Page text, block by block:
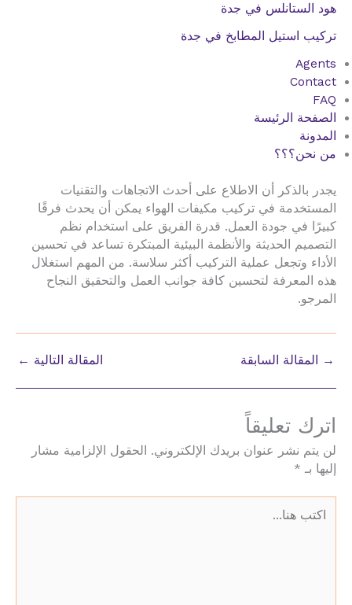
هود الستانلس في جدة
تركيب استيل المطابخ في جدة
Agents
Contact
FAQ
الصفحة الرئيسة
المدونة
من نحن؟؟؟
يجدر بالذكر أن الاطلاع على أحدث الاتجاهات والتقنيات
المستخدمة في تركيب مكيفات الهواء يمكن أن يحدث فرقًا
كبيرًا في جودة العمل. قدرة الفريق على استخدام نظم
التصميم الحديثة والأنظمة البيئية المبتكرة تساعد في تحسين
الأداء وتجعل عملية التركيب أكثر سلاسة. من المهم استغلال
هذه المعرفة لتحسين كافة جوانب العمل والتحقيق النجاح
المرجو.
→ المقالة السابقة المقالة التالية ←
اترك تعليقاً
لن يتم نشر عنوان بريدك الإلكتروني.
الحقول الإلزامية مشار
إليها بـ *
هنا...